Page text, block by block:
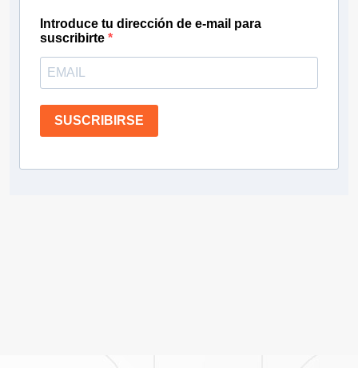
Introduce tu dirección de e-mail para
suscribirte
SUSCRIBIRSE